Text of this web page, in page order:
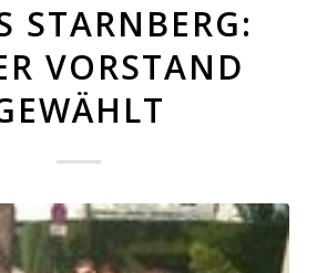
STARNBERG:
VORSTAND